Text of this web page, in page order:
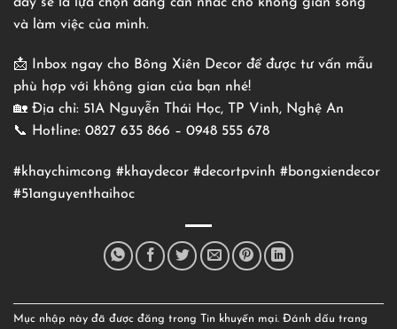
và làm việc của mình.
📩 Inbox ngay cho Bông Xiên Decor để được tư vấn mẫu
phù hợp với không gian của bạn nhé!
🏡 Địa chỉ: 51A Nguyễn Thái Học, TP Vinh, Nghệ An
📞 Hotline: 0827 635 866 – 0948 555 678
#khaychimcong #khaydecor #decortpvinh #bongxiendecor
#51anguyenthaihoc
Mục nhập này đã được đăng trong Tin khuyến mại. Đánh dấu trang